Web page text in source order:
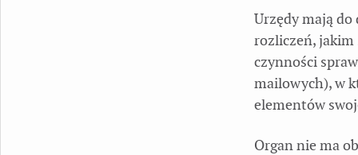
Urzędy mają
rozliczeń, jakim
czynności
mailowych), w
elementów
Organ nie ma